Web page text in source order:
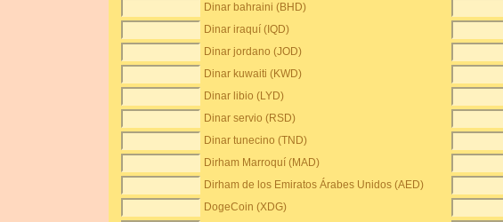
Dinar bahraini (BHD)
Dinar iraquí (IQD)
Dinar jordano (JOD)
Dinar kuwaiti (KWD)
Dinar libio (LYD)
Dinar servio (RSD)
Dinar tunecino (TND)
Dirham Marroquí (MAD)
Dirham de los Emiratos Árabes Unidos (AED)
DogeCoin (XDG)